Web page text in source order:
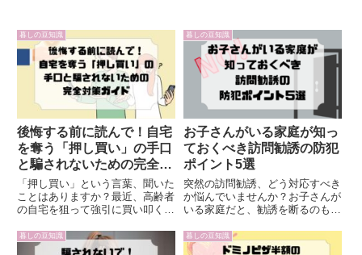
暮しの豆知識
後悔する前に読んで！自宅
を奪う「押し買い」の手口
と騙されないための完全対
策ガイド
「押し買い」という言葉、聞いた
ことはありますか？最近、高齢者
の自宅を狙って強引に買い叩く悪
ラブルが多発しています。とく
に、「そのまま住めるから安心」
暮しの豆知識
お子さんがいる家庭が知っ
ておくべき訪問勧誘の防犯
ポイント5選
突然の訪問勧誘、どう対応すべき
か悩んでいませんか？お子さんが
いる家庭だと、勧誘を断るのも不
せんか？勧誘をインターホン越し
で断りたい家族がいるため、訪問
暮しの豆知識 暮しの豆知識